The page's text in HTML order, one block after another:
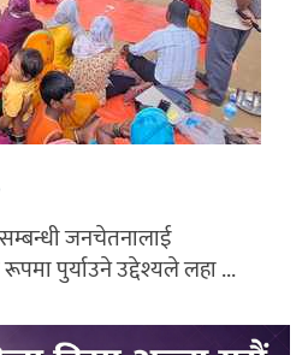
जनचेतनालाई
पुर्याउने उद्देश्यले लहा ...